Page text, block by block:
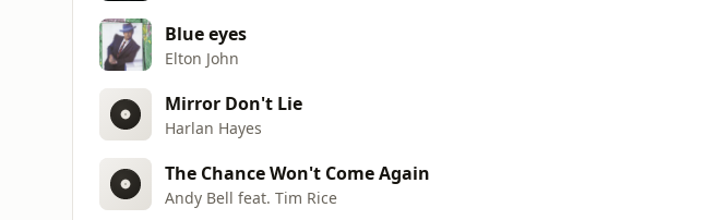
Blue eyes
Elton John
Mirror Don't Lie
Harlan Hayes
The Chance Won't Come Again
Andy Bell feat. Tim Rice